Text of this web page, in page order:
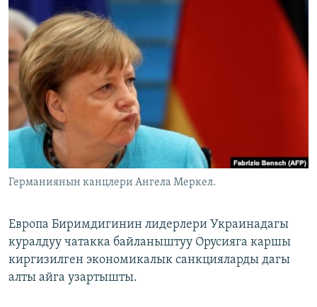
БИЗ ЖАНА ДҮЙНӨ
ДАНИСТЕ
ЭЖЕ-СИҢДИЛЕР
АЗАТТЫК+
ЫҢГАЙСЫЗ СУРООЛОР
Русский
ОНЛАЙН ШЕРИНЕ
ЭЕ/АРнун бардык сайттары
Германиянын канцлери Ангела Меркел.
Европа Биримдигинин лидерлери Украинадагы
куралдуу чатакка байланыштуу Орусияга каршы
киргизилген экономикалык санкцияларды дагы
алты айга узартышты.